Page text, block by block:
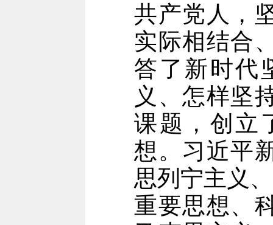
共产党人，
实际相结合
答了新时代
义、怎样坚
课题，创立
想。习近平
思列宁主义
重要思想、